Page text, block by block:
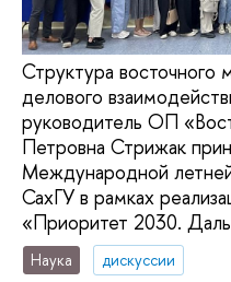
Структура восточного
делового
руководитель ОП
Петровна Стрижак
Международной
СахГУ в рамках
«Приоритет 2030.
Наука
дискуссии